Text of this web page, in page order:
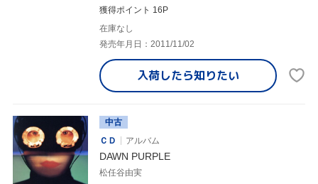
獲得ポイント 16P
在庫なし
発売年月日：2011/11/02
入荷したら知りたい
中古
ＣＤ
アルバム
DAWN PURPLE
松任谷由実